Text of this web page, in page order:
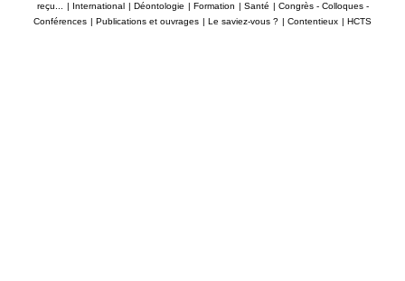
reçu...
| International | Déontologie | Formation | Santé | Congrès - Colloques -
Conférences | Publications et ouvrages | Le saviez-vous ? | Contentieux | HCTS